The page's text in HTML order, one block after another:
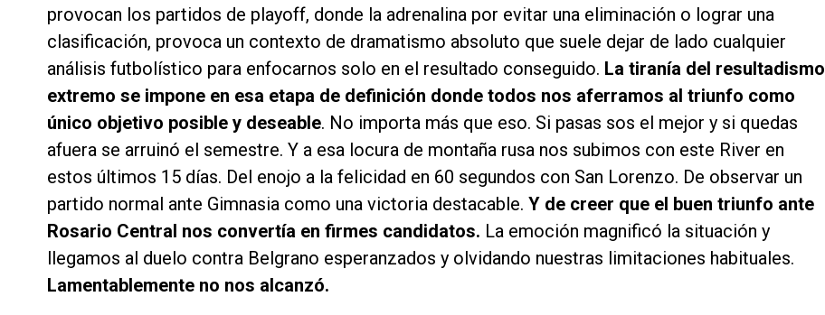
provocan los partidos de playoff, donde la adrenalina por evitar una eliminación o lograr una
clasificación, provoca un contexto de dramatismo absoluto que suele dejar de lado cualquier
análisis futbolístico para enfocarnos solo en el resultado conseguido. La tiranía del resultadismo
extremo se impone en esa etapa de definición donde todos nos aferramos al triunfo como
único objetivo posible y deseable. No importa más que eso. Si pasas sos el mejor y si quedas
afuera se arruinó el semestre. Y a esa locura de montaña rusa nos subimos con este River en
estos últimos 15 días. Del enojo a la felicidad en 60 segundos con San Lorenzo. De observar un
partido normal ante Gimnasia como una victoria destacable. Y de creer que el buen triunfo ante
Rosario Central nos convertía en firmes candidatos. La emoción magnificó la situación y
llegamos al duelo contra Belgrano esperanzados y olvidando nuestras limitaciones habituales.
Lamentablemente no nos alcanzó.